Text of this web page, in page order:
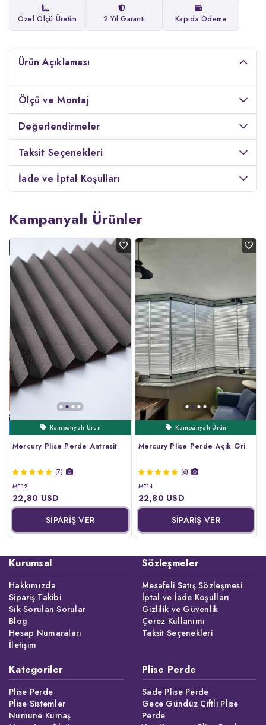
Özel Ölçü Üretim 2 Yıl Garanti Kapıda Ödeme
Ürün Açıklaması
Ölçü ve Montaj
Değerlendirmeler
Taksit Seçenekleri
İade ve İptal Koşulları
Kampanyalı Ürünler
Kampanyalı Ürün Ertesi Gün Kargo
Mercury Plise Perde Antrasit
(7)
ME12
22,80 USD
SİPARİŞ VER
Çok Satanlar Kampanyalı Ürün
Mercury Plise Perde Açık Gri
(6)
ME14
22,80 USD
SİPARİŞ VER
Çok Satanlar
Kurumsal
Hakkımızda
Sipariş Takibi
Sık Sorulan Sorular
Blog
Hesap Numaraları
İletişim
Kategoriler
Plise Perde
Plise Sistemler
Numune Kumaş
Plise Perde
Sade Plise Perde
Gece Gündüz Çiftli Plise
Perde
Sözleşmeler
Mesafeli Satış Sözleşmesi
İptal ve İade Koşulları
Gizlilik ve Güvenlik
Çerez Kullanımı
Taksit Seçenekleri